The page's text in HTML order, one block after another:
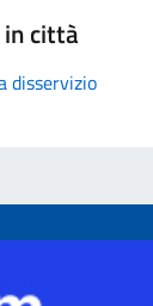
città
disservizio